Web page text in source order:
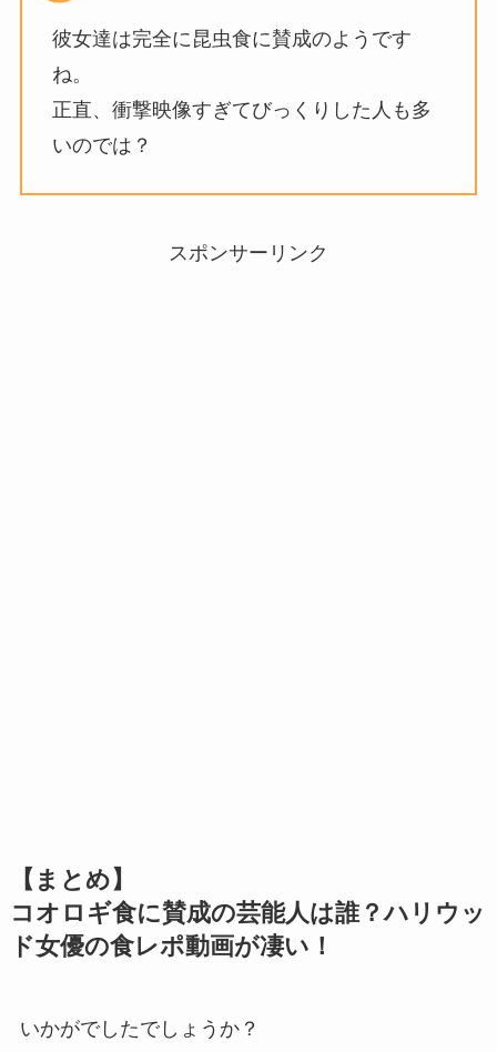
彼女達は完全に昆虫食に賛成のようです
ね。
正直、衝撃映像すぎてびっくりした人も多
いのでは？
スポンサーリンク
【まとめ】
コオロギ食に賛成の芸能人は誰？ハリウッ
ド女優の食レポ動画が凄い！
いかがでしたでしょうか？